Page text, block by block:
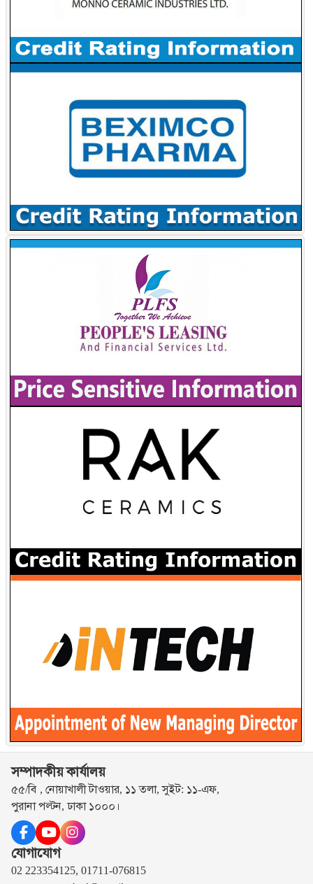
সম্পাদকীয় কার্যালয়
৫৫/বি , নোয়াখালী টাওয়ার, ১১ তলা, সুইট: ১১-এফ,
পুরানা পল্টন, ঢাকা ১০০০।
যোগাযোগ
02 223354125, 01711-076815